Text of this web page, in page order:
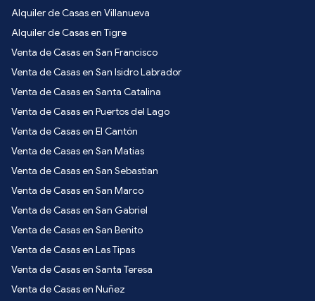
Alquiler de Casas en Villanueva
Alquiler de Casas en Tigre
Venta de Casas en San Francisco
Venta de Casas en San Isidro Labrador
Venta de Casas en Santa Catalina
Venta de Casas en Puertos del Lago
Venta de Casas en El Cantón
Venta de Casas en San Matias
Venta de Casas en San Sebastian
Venta de Casas en San Marco
Venta de Casas en San Gabriel
Venta de Casas en San Benito
Venta de Casas en Las Tipas
Venta de Casas en Santa Teresa
Venta de Casas en Nuñez